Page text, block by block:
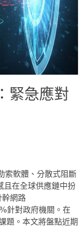
緊急應對
索軟體、分散式阻斷
且在全球供應鏈中扮
網路
針對政府機關。在
題。本文將盤點近期